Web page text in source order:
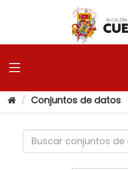
Conjuntos de datos